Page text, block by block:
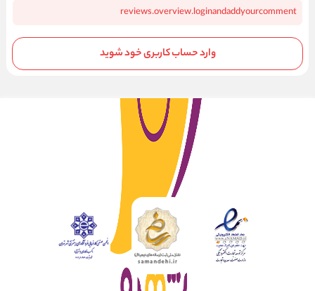
reviews.overview.loginandaddyourcomment
وارد حساب کاربری خود شوید